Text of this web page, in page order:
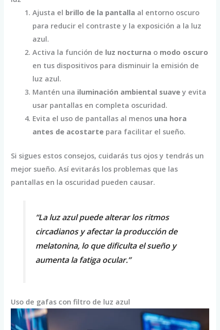
Ajusta el brillo de la pantalla al entorno oscuro
para reducir el contraste y la exposición a la luz
azul.
Activa la función de luz nocturna o modo oscuro
en tus dispositivos para disminuir la emisión de
luz azul.
Mantén una iluminación ambiental suave y evita
usar pantallas en completa oscuridad.
Evita el uso de pantallas al menos una hora
antes de acostarte para facilitar el sueño.
Si sigues estos consejos, cuidarás tus ojos y tendrás un
mejor sueño. Así evitarás los problemas que las
pantallas en la oscuridad pueden causar.
“La luz azul puede alterar los ritmos
circadianos y afectar la producción de
melatonina, lo que dificulta el sueño y
aumenta la fatiga ocular.”
Uso de gafas con filtro de luz azul